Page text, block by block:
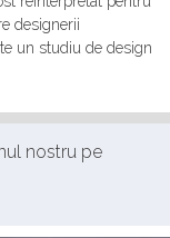
designerii
un studiu de design
nostru pe